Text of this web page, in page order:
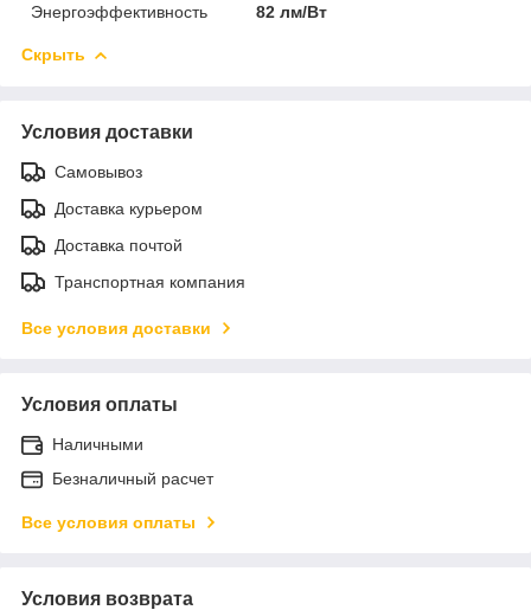
Энергоэффективность 82 лм/Вт
Скрыть
Условия доставки
Самовывоз
Доставка курьером
Доставка почтой
Транспортная компания
Все условия доставки
Условия оплаты
Наличными
Безналичный расчет
Все условия оплаты
Условия возврата